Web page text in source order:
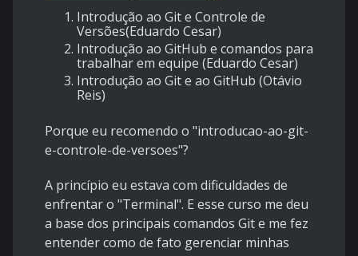
Introdução ao Git e Controle de
Versões(Eduardo Cesar)
Introdução ao GitHub e comandos para
trabalhar em equipe (Eduardo Cesar)
Introdução ao Git e ao GitHub (Otávio
Reis)
Porque eu recomendo o "introducao-ao-git-
e-controle-de-versoes"?
A princípio eu estava com dificuldades de
enfrentar o "Terminal". E esse curso me deu
a base dos principais comandos Git e me fez
entender como de fato gerenciar minhas